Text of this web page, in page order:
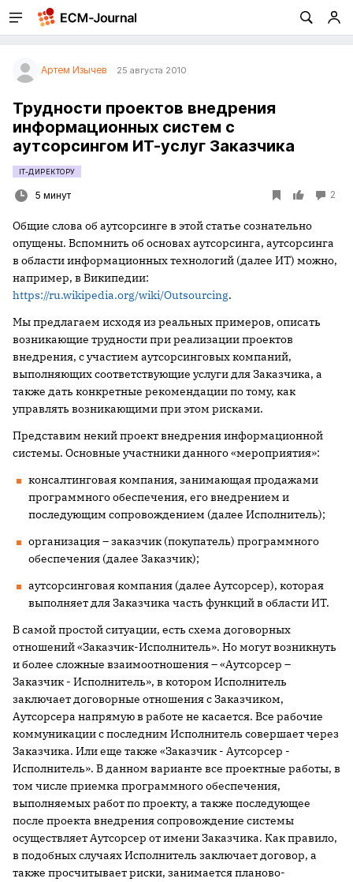
Артем Изычев 25 августа 2010
Трудности проектов внедрения
информационных систем с
аутсорсингом ИТ-услуг Заказчика
IT-ДИРЕКТОРУ
5 минут 2
Общие слова об аутсорсинге в этой статье сознательно
опущены. Вспомнить об основах аутсорсинга, аутсорсинга
в области информационных технологий (далее ИТ) можно,
например, в Википедии:
https://ru.wikipedia.org/wiki/Outsourcing.
Мы предлагаем исходя из реальных примеров, описать
возникающие трудности при реализации проектов
внедрения, с участием аутсорсинговых компаний,
выполняющих соответствующие услуги для Заказчика, а
также дать конкретные рекомендации по тому, как
управлять возникающими при этом рисками.
Представим некий проект внедрения информационной
системы. Основные участники данного «мероприятия»:
консалтинговая компания, занимающая продажами
программного обеспечения, его внедрением и
последующим сопровождением (далее Исполнитель);
организация – заказчик (покупатель) программного
обеспечения (далее Заказчик);
аутсорсинговая компания (далее Аутсорсер), которая
выполняет для Заказчика часть функций в области ИТ.
В самой простой ситуации, есть схема договорных
отношений «Заказчик-Исполнитель». Но могут возникнуть
и более сложные взаимоотношения – «Аутсорсер –
Заказчик - Исполнитель», в котором Исполнитель
заключает договорные отношения с Заказчиком,
Аутсорсера напрямую в работе не касается. Все рабочие
коммуникации с последним Исполнитель совершает через
Заказчика. Или еще также «Заказчик - Аутсорсер -
Исполнитель». В данном варианте все проектные работы, в
том числе приемка программного обеспечения,
выполняемых работ по проекту, а также последующее
после проекта внедрения сопровождение системы
осуществляет Аутсорсер от имени Заказчика. Как правило,
в подобных случаях Исполнитель заключает договор, а
также просчитывает риски, занимается планово-